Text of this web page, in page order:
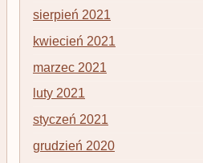
sierpień 2021
kwiecień 2021
marzec 2021
luty 2021
styczeń 2021
grudzień 2020